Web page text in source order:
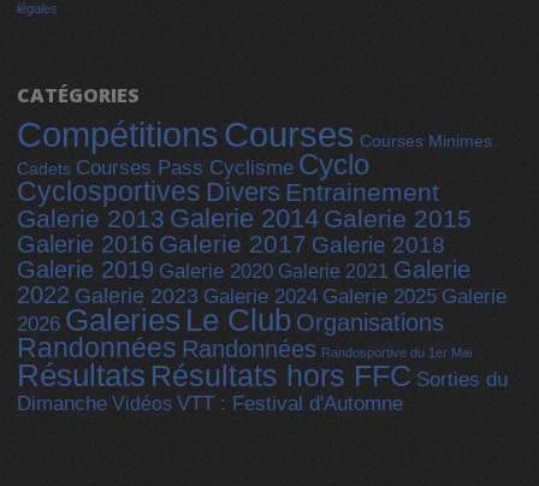
légales
CATÉGORIES
CompétitionsCourses Courses Minimes
Cadets Courses Pass Cyclisme Cyclo
Cyclosportives Divers Entrainement
Galerie 2013 Galerie 2014 Galerie 2015
Galerie 2016 Galerie 2017 Galerie 2018
Galerie 2019 Galerie 2020 Galerie 2021 Galerie
2022 Galerie 2023 Galerie 2024 Galerie 2025 Galerie
2026 Galeries Le Club Organisations
Randonnées Randonnées Randosportive du 1er Mai
Résultats Résultats hors FFC Sorties du
Dimanche Vidéos VTT : Festival d'Automne